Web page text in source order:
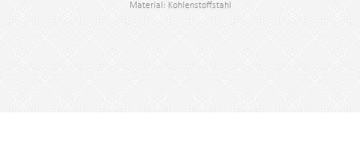
Material: Kohlenstoffstahl